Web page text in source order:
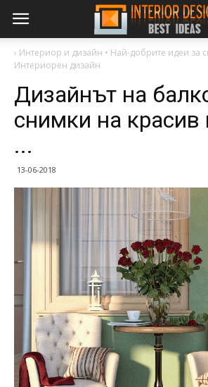
› Интериор и дизайн • Най-добрите идеи за
Интериорен дизайн
Дизайнът на
снимки на красив
...
13-06-2018